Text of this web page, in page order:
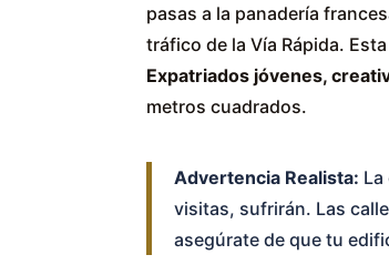
pasas a la panadería
tráfico de la Vía Rápida.
Expatriados jóvenes,
metros cuadrados.
Advertencia Realista:
visitas, sufrirán. Las
asegúrate de que tu